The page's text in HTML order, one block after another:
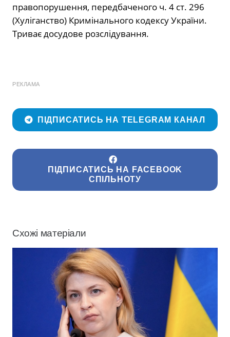
правопорушення, передбаченого ч. 4 ст. 296
(Хуліганство) Кримінального кодексу України.
Триває досудове розслідування.
РЕКЛАМА
ПІДПИСАТИСЬ НА TELEGRAM КАНАЛ
ПІДПИСАТИСЬ НА FACEBOOK
СПІЛЬНОТУ
Схожі матеріали